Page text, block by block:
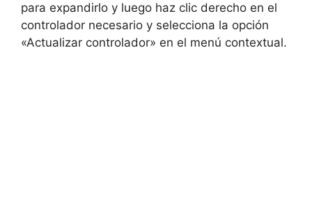
para expandirlo y luego haz clic derecho en el
controlador necesario y selecciona la opción
«Actualizar controlador» en el menú contextual.